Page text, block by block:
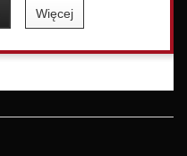
Więcej